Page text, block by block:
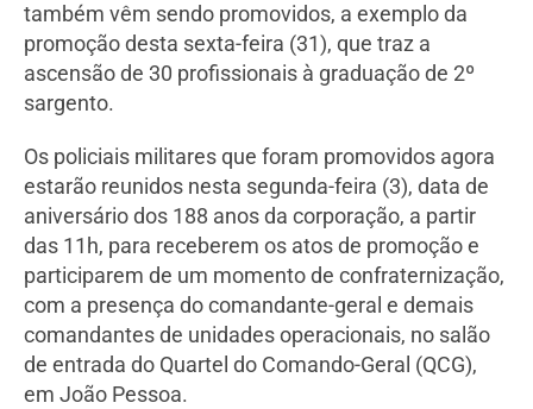
também vêm sendo promovidos, a exemplo da
promoção desta sexta-feira (31), que traz a
ascensão de 30 profissionais à graduação de 2º
sargento.
Os policiais militares que foram promovidos agora
estarão reunidos nesta segunda-feira (3), data de
aniversário dos 188 anos da corporação, a partir
das 11h, para receberem os atos de promoção e
participarem de um momento de confraternização,
com a presença do comandante-geral e demais
comandantes de unidades operacionais, no salão
de entrada do Quartel do Comando-Geral (QCG),
em João Pessoa.